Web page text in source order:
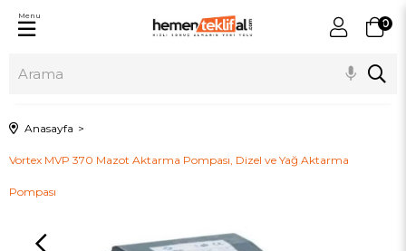
0
Menu
Anasayfa
Vortex MVP 370 Mazot Aktarma Pompası, Dizel ve Yağ Aktarma
Pompası